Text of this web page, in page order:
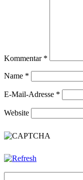
Kommentar *
Name *
E-Mail-Adresse *
Website